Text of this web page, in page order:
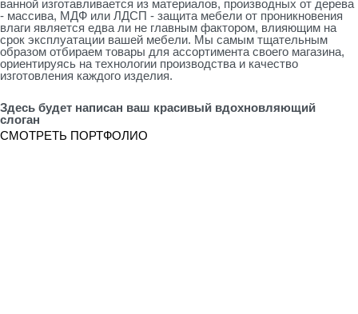
ванной изготавливается из материалов, производных от дерева
- массива, МДФ или ЛДСП - защита мебели от проникновения
влаги является едва ли не главным фактором, влияющим на
срок эксплуатации вашей мебели. Мы самым тщательным
образом отбираем товары для ассортимента своего магазина,
ориентируясь на технологии производства и качество
изготовления каждого изделия.
Здесь будет написан ваш красивый вдохновляющий
слоган
СМОТРЕТЬ ПОРТФОЛИО